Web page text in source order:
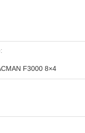
F3000 8×4